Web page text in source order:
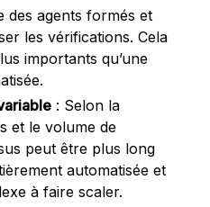
des agents formés et
les vérifications. Cela
importants qu’une
: Selon la
et le volume de
peut être plus long
automatisée et
à faire scaler.